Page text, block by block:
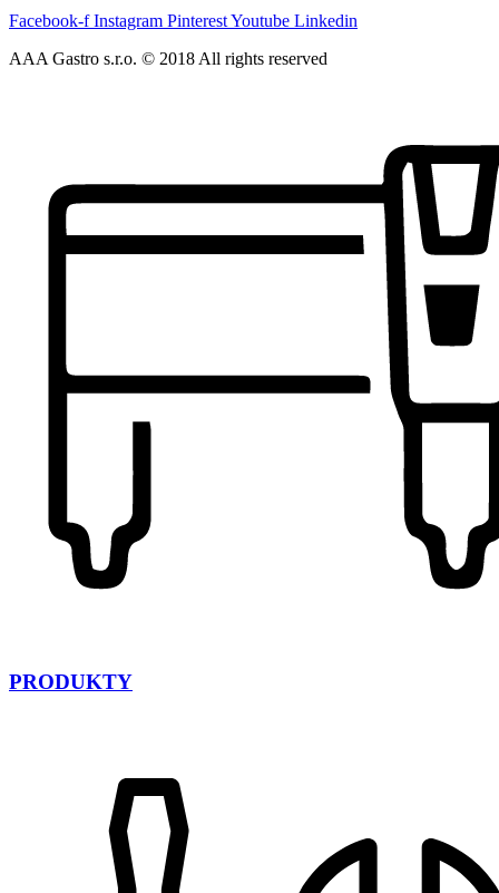
Facebook-f Instagram PinterestYoutube Linkedin
AAA Gastro s.r.o. © 2018 All rights reserved​
PRODUKTY